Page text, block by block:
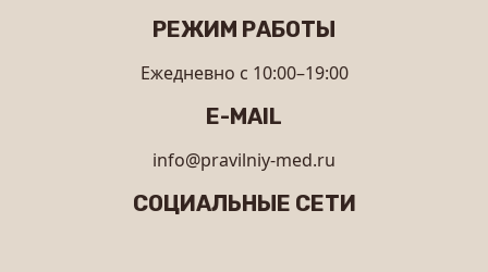
РЕЖИМ РАБОТЫ
Ежедневно с 10:00–19:00
E-MAIL
info@pravilniy-med.ru
СОЦИАЛЬНЫЕ СЕТИ